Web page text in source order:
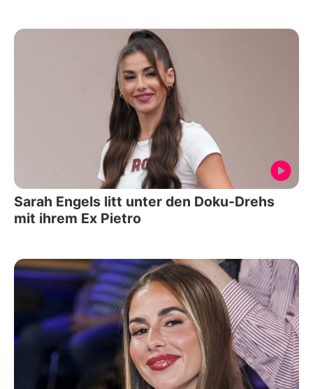
Sarah Engels litt unter den Doku-Drehs
mit ihrem Ex Pietro